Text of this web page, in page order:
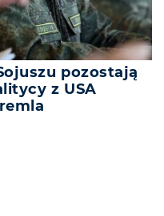
pozostają
z USA